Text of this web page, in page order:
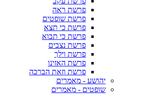
פרשת ראה
פרשת שופטים
פרשת כי תצא
פרשת כי תבוא
פרשת נצבים
פרשת וילך
פרשת האזינו
פרשת וזאת הברכה
יהושע - מאמרים
שופטים - מאמרים